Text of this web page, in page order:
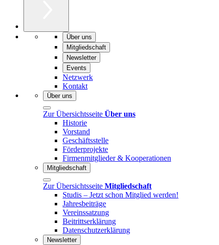
Über uns
Mitgliedschaft
Newsletter
Events
Netzwerk
Kontakt
Über uns
Zur Übersichtsseite Über uns
Historie
Vorstand
Geschäftsstelle
Förderprojekte
Firmenmitglieder & Kooperationen
Mitgliedschaft
Zur Übersichtsseite Mitgliedschaft
Studis – Jetzt schon Mitglied werden!
Jahresbeiträge
Vereinssatzung
Beitrittserklärung
Datenschutzerklärung
Newsletter